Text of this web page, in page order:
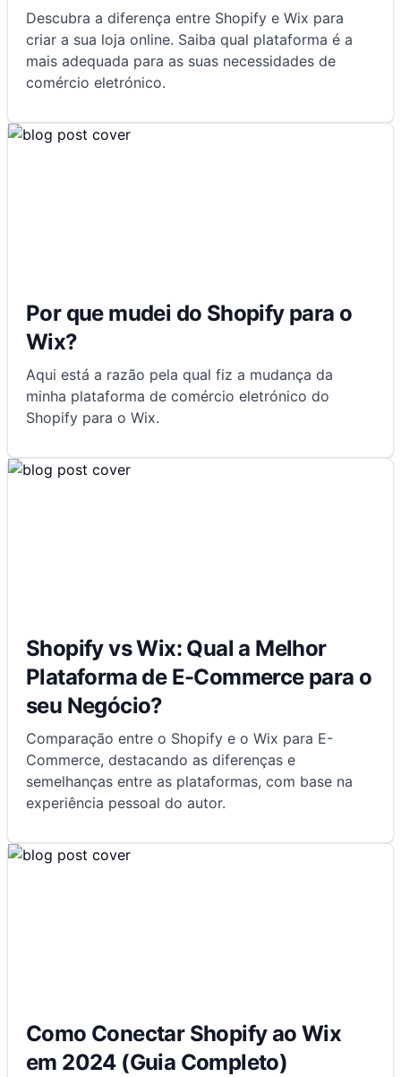
Descubra a diferença entre Shopify e Wix para
criar a sua loja online. Saiba qual plataforma é a
mais adequada para as suas necessidades de
comércio eletrónico.
Por que mudei do Shopify para o
Wix?
Aqui está a razão pela qual fiz a mudança da
minha plataforma de comércio eletrónico do
Shopify para o Wix.
Shopify vs Wix: Qual a Melhor
Plataforma de E-Commerce para o
seu Negócio?
Comparação entre o Shopify e o Wix para E-
Commerce, destacando as diferenças e
semelhanças entre as plataformas, com base na
experiência pessoal do autor.
Como Conectar Shopify ao Wix
em 2024 (Guia Completo)